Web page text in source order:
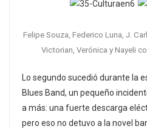
Felipe Souza, Federico Luna, J.
Victorian, Verónica y Nayeli
Lo segundo sucedió durante la
Blues Band, un pequeño
a más: una fuerte descarga
pero eso no detuvo a la novel